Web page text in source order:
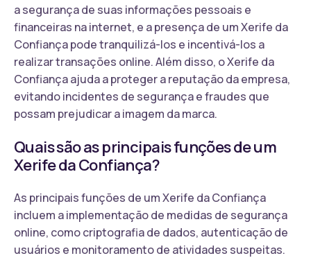
a segurança de suas informações pessoais e
financeiras na internet, e a presença de um Xerife da
Confiança pode tranquilizá-los e incentivá-los a
realizar transações online. Além disso, o Xerife da
Confiança ajuda a proteger a reputação da empresa,
evitando incidentes de segurança e fraudes que
possam prejudicar a imagem da marca.
Quais são as principais funções de um
Xerife da Confiança?
As principais funções de um Xerife da Confiança
incluem a implementação de medidas de segurança
online, como criptografia de dados, autenticação de
usuários e monitoramento de atividades suspeitas.